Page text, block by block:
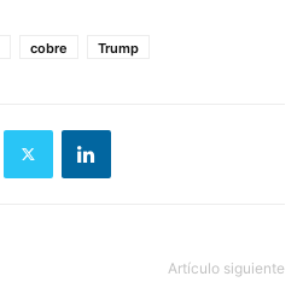
cobre Trump
Artículo siguiente